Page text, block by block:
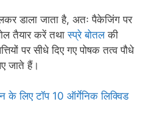
डाला जाता है, अतः पैकेजिंग पर
तैयार करें तथास्प्रे बोतलकी
पर सीधे दिए गए पोषक तत्व पौधे
जाते हैं।
के लिए टॉप 10 ऑर्गेनिक लिक्विड